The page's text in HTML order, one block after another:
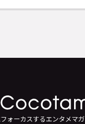
ォーカスするエンタメマ